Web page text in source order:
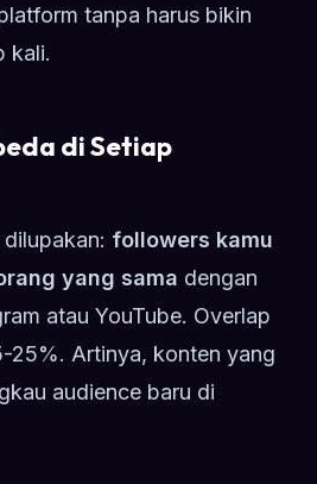
tanpa harus bikin
kali.
di Setiap
followers kamu
yang sama dengan
atau YouTube. Overlap
25%. Artinya, konten yang
audience baru di